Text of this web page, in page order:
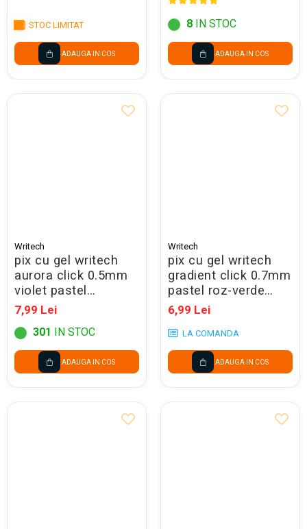
STOC LIMITAT
ADAUGA IN COS
8 IN STOC
ADAUGA IN COS
Writech
pix cu gel writech
aurora click 0.5mm
violet pastel
260023/260028
7,99 Lei
301 IN STOC
ADAUGA IN COS
Writech
pix cu gel writech
gradient click 0.7mm
pastel roz-verde
260030/260066/
6,99 Lei
LA COMANDA
ADAUGA IN COS